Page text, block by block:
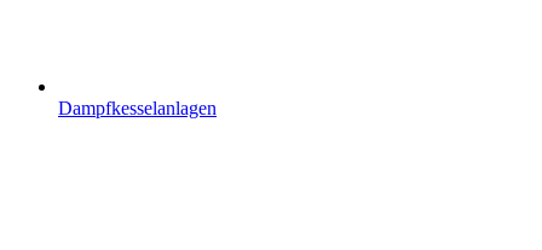
Dampfkesselanlagen